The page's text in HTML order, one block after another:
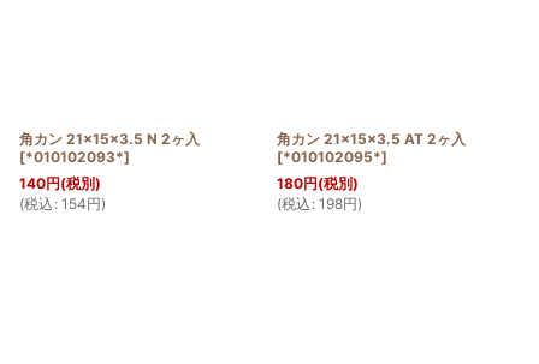
角カン 21×15×3.5 N 2ヶ入
[*010102093*]
140円(税別)
(税込 : 154円)
角カン 21×15×3.5 AT 2ヶ入
[*010102095*]
180円(税別)
(税込 : 198円)